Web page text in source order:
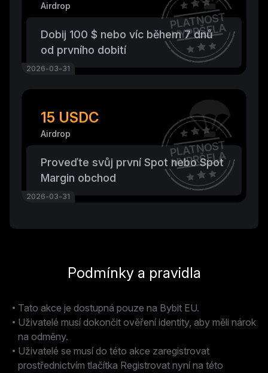
Airdrop
Dobij 100 $ nebo víc během 7 dnů
od prvního dobití
PLATNOST
VYPRŠELA
2026-03-31
15 USDC
Airdrop
Proveďte svůj první Spot nebo Spot
Margin obchod
PLATNOST
VYPRŠELA
2026-03-31
Podmínky a pravidla
Tato akce je dostupná pouze na Bybit EU.
Uživatelé musí dokončit ověření identity, aby měli nárok
na odměny.
Uživatelé se musí do této akce zaregistrovat
prostřednictvím tlačítka Registrovat nyní na této